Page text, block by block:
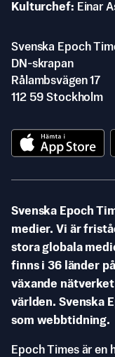
Kulturchef
Einar
Svenska Epoch
DN-skrapan
Rålambsvägen 17
112 59 Stockholm
Svenska Epoch
medier. Vi är
stora globala
finns i 36 länder
växande
världen. Svenska
som webbtidning.
Epoch Times är en